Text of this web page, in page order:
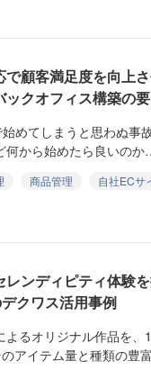
で顧客満足度を向上
ックオフィス構築の
めてしまうと思わぬ事
何から始めたら良いの
商品管理 自社ECサ
レンディピティ体験
クワス活用事例
るオリジナル作品を、
のアイテム量と種類の豊